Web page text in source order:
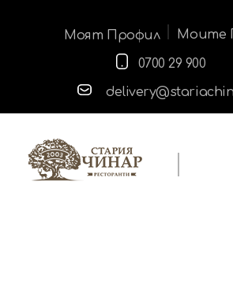
Моят Профил Моите
0700 29 900